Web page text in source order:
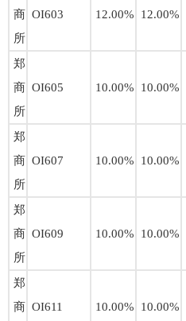
商
所
OI603 12.00% 12.00%
郑
商
所
OI605 10.00% 10.00%
郑
商
所
OI607 10.00% 10.00%
郑
商
所
OI609 10.00% 10.00%
郑
商 OI611 10.00% 10.00%